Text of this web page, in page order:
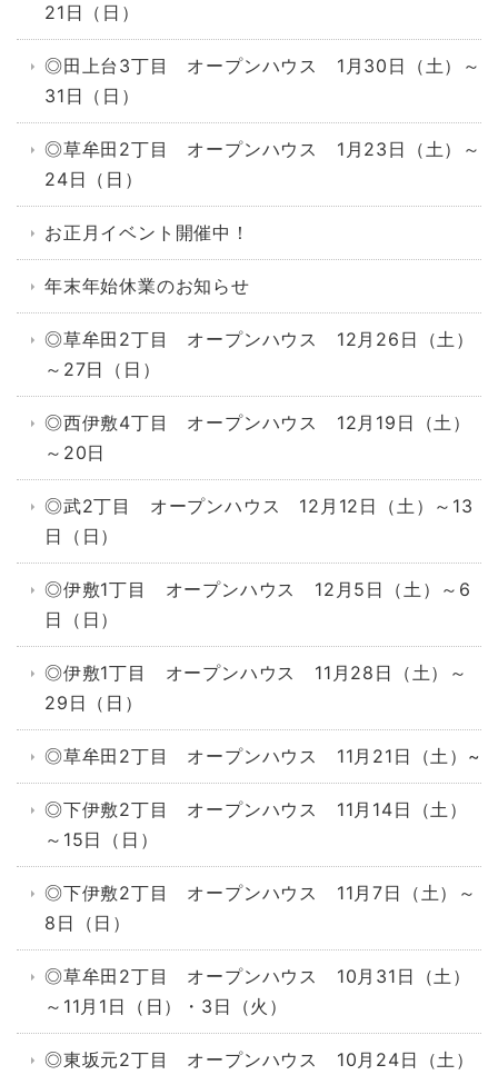
21日（日）
◎田上台3丁目 オープンハウス 1月30日（土）～
31日（日）
◎草牟田2丁目 オープンハウス 1月23日（土）～
24日（日）
お正月イベント開催中！
年末年始休業のお知らせ
◎草牟田2丁目 オープンハウス 12月26日（土）
～27日（日）
◎西伊敷4丁目 オープンハウス 12月19日（土）
～20日
◎武2丁目 オープンハウス 12月12日（土）～13
日（日）
◎伊敷1丁目 オープンハウス 12月5日（土）～6
日（日）
◎伊敷1丁目 オープンハウス 11月28日（土）～
29日（日）
◎草牟田2丁目 オープンハウス 11月21日（土）~
◎下伊敷2丁目 オープンハウス 11月14日（土）
～15日（日）
◎下伊敷2丁目 オープンハウス 11月7日（土）～
8日（日）
◎草牟田2丁目 オープンハウス 10月31日（土）
～11月1日（日）・3日（火）
◎東坂元2丁目 オープンハウス 10月24日（土）